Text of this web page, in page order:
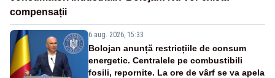
compensații
6 aug. 2026, 15:33
Bolojan anunță restricțiile de consum
energetic. Centralele pe combustibili
fosili, repornite. La ore de vârf se va apela